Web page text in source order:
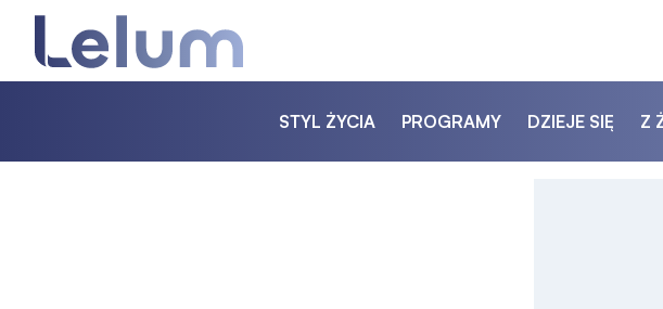
STYL ŻYCIA PROGRAMY DZIEJE SIĘ Z